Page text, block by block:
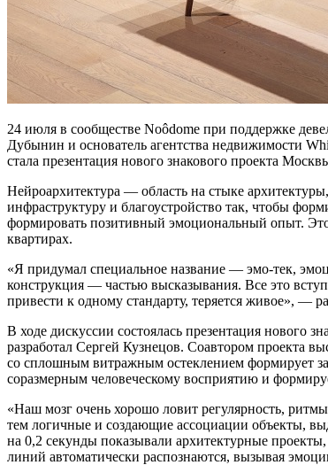
24 июля в сообществе Noôdome при поддержке
Дубынин и основатель агентства недвижимости
стала презентация нового знакового проекта
Нейроархитектура — область на стыке
инфраструктуру и благоустройство так, чтобы
формировать позитивный эмоциональный опыт.
квартирах.
«Я придумал специальное название — эмо-тек,
конструкция — частью высказывания. Все это
привести к одному стандарту, теряется живое», —
В ходе дискуссии состоялась презентация
разработал Сергей Кузнецов. Соавтором проекта
со сплошным витражным остеклением формирует
соразмерным человеческому восприятию и
«Наш мозг очень хорошо ловит регулярность,
тем логичные и создающие ассоциации объекты,
на 0,2 секунды показывали архитектурные проекты,
линий автоматически распознаются, вызывая